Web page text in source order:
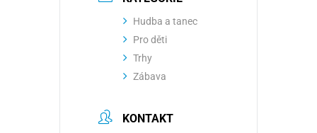
Hudba a tanec
Pro děti
Trhy
Zábava
KONTAKT